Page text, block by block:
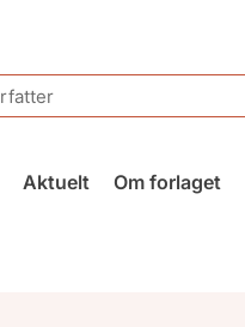
Aktuelt Om forlaget